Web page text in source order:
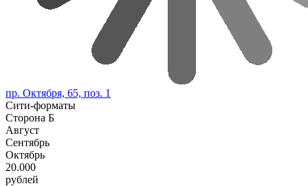
пр. Октября, 65, поз. 1
Сити-форматы
Сторона Б
Август
Сентябрь
Октябрь
20.000
рублей